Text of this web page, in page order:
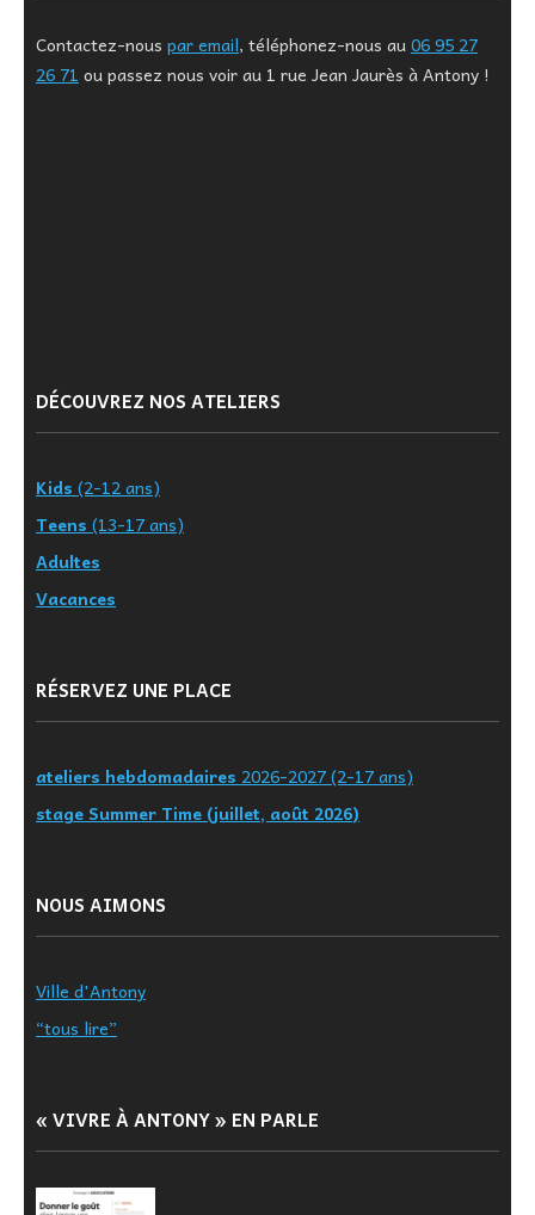
Contactez-nous par email, téléphonez-nous au06 95 27
26 71 ou passez nous voir au 1 rue Jean Jaurès à Antony !
DÉCOUVREZ NOS ATELIERS
Kids (2-12 ans)
Teens (13-17 ans)
Adultes
Vacances
RÉSERVEZ UNE PLACE
ateliers hebdomadaires 2026-2027 (2-17 ans)
stage Summer Time (juillet, août 2026)
NOUS AIMONS
Ville d'Antony
“tous lire”
« VIVRE À ANTONY » EN PARLE